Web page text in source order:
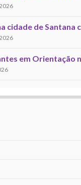
cidade de Santana
em Orientação